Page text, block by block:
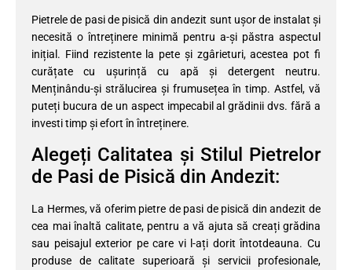
Pietrele de pasi de pisică din andezit sunt ușor de instalat și
necesită o întreținere minimă pentru a-și păstra aspectul
inițial. Fiind rezistente la pete și zgârieturi, acestea pot fi
curățate cu ușurință cu apă și detergent neutru.
Menținându-și strălucirea și frumusețea în timp. Astfel, vă
puteți bucura de un aspect impecabil al grădinii dvs. fără a
investi timp și efort în întreținere.
Alegeți Calitatea și Stilul Pietrelor
de Pasi de Pisică din Andezit:
La Hermes, vă oferim pietre de pasi de pisică din andezit de
cea mai înaltă calitate, pentru a vă ajuta să creați grădina
sau peisajul exterior pe care vi l-ați dorit întotdeauna. Cu
produse de calitate superioară și servicii profesionale,